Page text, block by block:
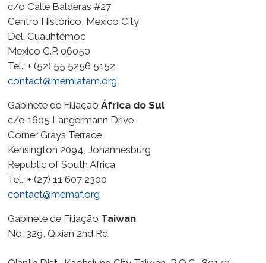
c/o Calle Balderas #27
Centro Histórico, Mexico City
Del. Cuauhtémoc
Mexico C.P. 06050
Tel.: + (52) 55 5256 5152
contact@memlatam.org
Gabinete de Filiação África do Sul
c/o 1605 Langermann Drive
Corner Grays Terrace
Kensington 2094, Johannesburg
Republic of South Africa
Tel.: + (27) 11 607 2300
contact@memaf.org
Gabinete de Filiação Taiwan
No. 329, Qixian 2nd Rd.